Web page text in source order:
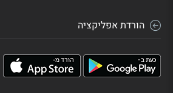
הורדת אפליקציה